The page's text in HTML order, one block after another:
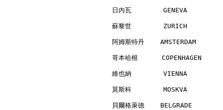
日內瓦        GENEVA
蘇黎世        ZURICH
阿姆斯特丹
哥本哈根
維也納        VIENNA
莫斯科        MOSKVA
貝爾格萊德